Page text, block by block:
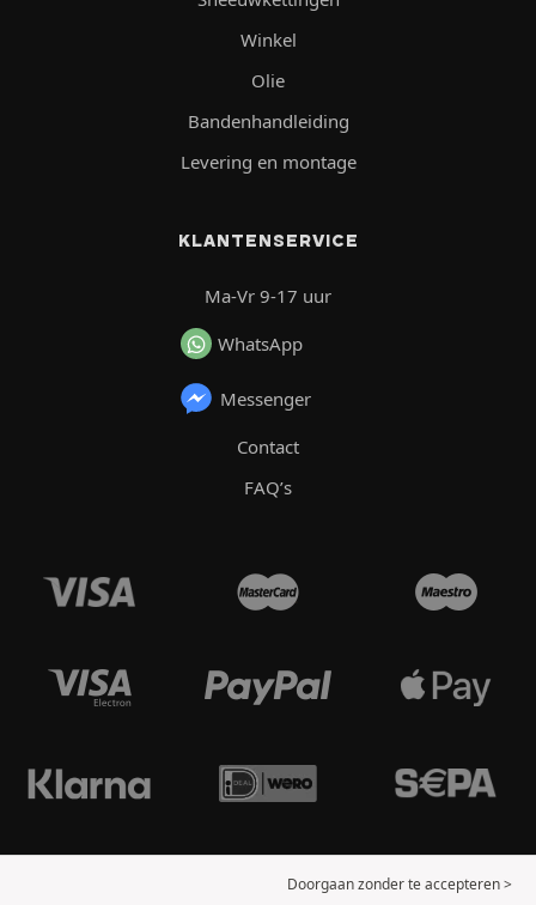
Winkel
Olie
Bandenhandleiding
Levering en montage
KLANTENSERVICE
Ma-Vr 9-17 uur
WhatsApp
Messenger
Contact
FAQ’s
Doorgaan zonder te accepteren >